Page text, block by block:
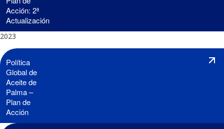
Acción: 2ª
Actualización
2023
Política
Global de
Aceite de
Palma –
Plan de
Acción